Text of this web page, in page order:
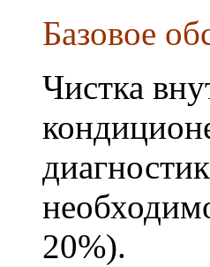
Базовое
Чистка
20%).